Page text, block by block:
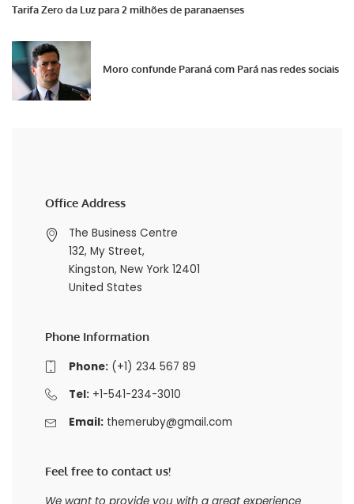
Tarifa Zero da Luz para 2 milhões de paranaenses
Moro confunde Paraná com Pará nas redes sociais
Office Address
The Business Centre
132, My Street,
Kingston, New York 12401
United States
Phone Information
Phone:(+1) 234 567 89
Tel:+1-541-234-3010
Email: themeruby@gmail.com
Feel free to contact us!